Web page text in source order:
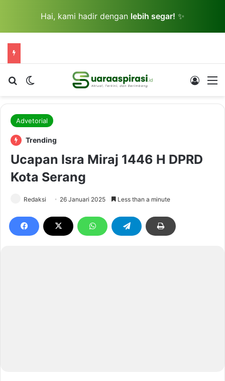
Hai, kami hadir dengan lebih segar! ✨
Cari berita...Switch skin Log In
Advetorial
Trending
Ucapan Isra Miraj 1446 H DPRD
Kota Serang
Redaksi 26 Januari 2025 Less than a minute